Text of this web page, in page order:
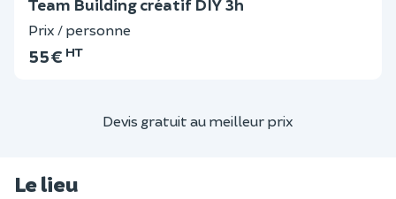
Team Building créatif DIY 3h
Prix / personne
55 € HT
Devis gratuit au meilleur prix
Le lieu